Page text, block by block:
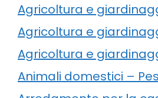
Agricoltura e
Agricoltura e
Agricoltura e
Animali domestici –